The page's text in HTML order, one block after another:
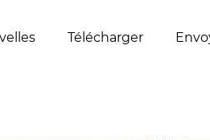
Télécharger